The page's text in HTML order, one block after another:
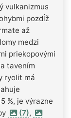
vulkanizmus
pozdĺž
až
medzi
priekopovými
tavením
ryolit má
%, je výrazne
(7),